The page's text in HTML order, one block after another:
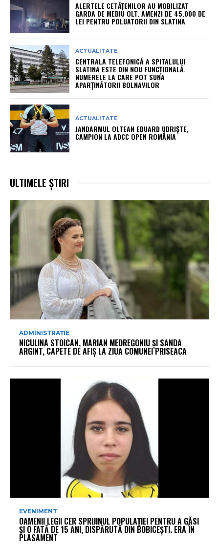
ALERTELE CETĂȚENILOR AU MOBILIZAT
GARDA DE MEDIU OLT. AMENZI DE 45.000 DE
LEI PENTRU POLUATORII DIN SLATINA
ACTUALITATE
CENTRALA TELEFONICĂ A SPITALULUI
SLATINA ESTE DIN NOU FUNCȚIONALĂ.
NUMERELE LA CARE POT SUNA
APARȚINĂTORII BOLNAVILOR
ACTUALITATE
JANDARMUL OLTEAN EDUARD UDRIȘTE,
CAMPION LA ADCC OPEN ROMÂNIA
ULTIMELE ȘTIRI
ADMINISTRAȚIE
NICULINA STOICAN, MARIAN MEDREGONIU ȘI SANDA
ARGINT, CAPETE DE AFIȘ LA ZIUA COMUNEI PRISEACA
EVENIMENT
OAMENII LEGII CER SPRIJINUL POPULAȚIEI PENTRU A GĂSI
ȘI O FATĂ DE 15 ANI, DISPĂRUTĂ DIN BOBICEȘTI. ERA ÎN
PLASAMENT